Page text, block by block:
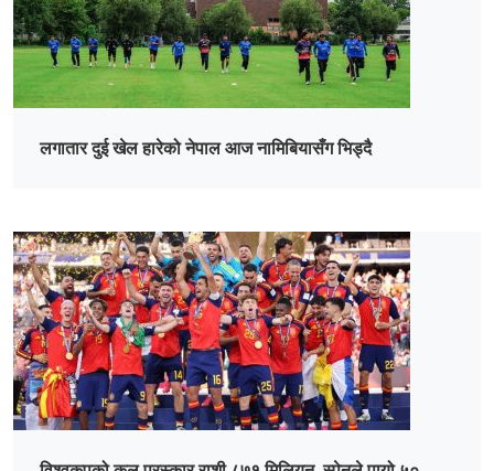
लगातार दुई खेल हारेको नेपाल आज नामिबियासँग भिड्दै